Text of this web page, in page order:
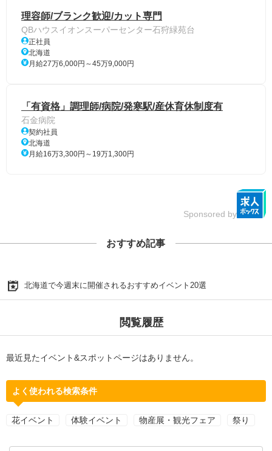
理容師/ブランク歓迎/カット専門
QBハウスイオンスーパーセンター石狩緑苑台
正社員
北海道
月給27万6,000円～45万9,000円
「有資格」調理師/病院/発寒駅/産休育休制度有
石金病院
契約社員
北海道
月給16万3,300円～19万1,300円
Sponsored by
おすすめ記事
北海道で今週末に開催されるおすすめイベント20選
閲覧履歴
最近見たイベント&スポットページはありません。
よく使われる検索条件
花イベント 体験イベント 物産展・観光フェア 祭り